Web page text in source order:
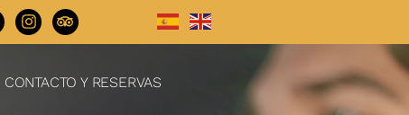
CONTACTO Y RESERVAS